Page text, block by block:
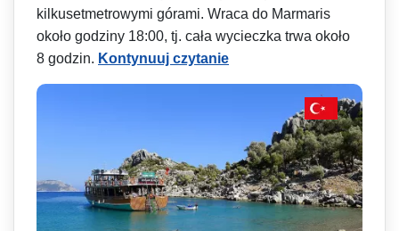
kilkusetmetrowymi górami. Wraca do Marmaris
około godziny 18:00, tj. cała wycieczka trwa około
8 godzin. Kontynuuj czytanie